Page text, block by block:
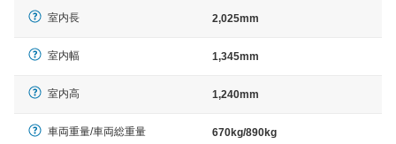
室内長 2,025mm
室内幅 1,345mm
室内高 1,240mm
車両重量/車両総重量 670kg/890kg